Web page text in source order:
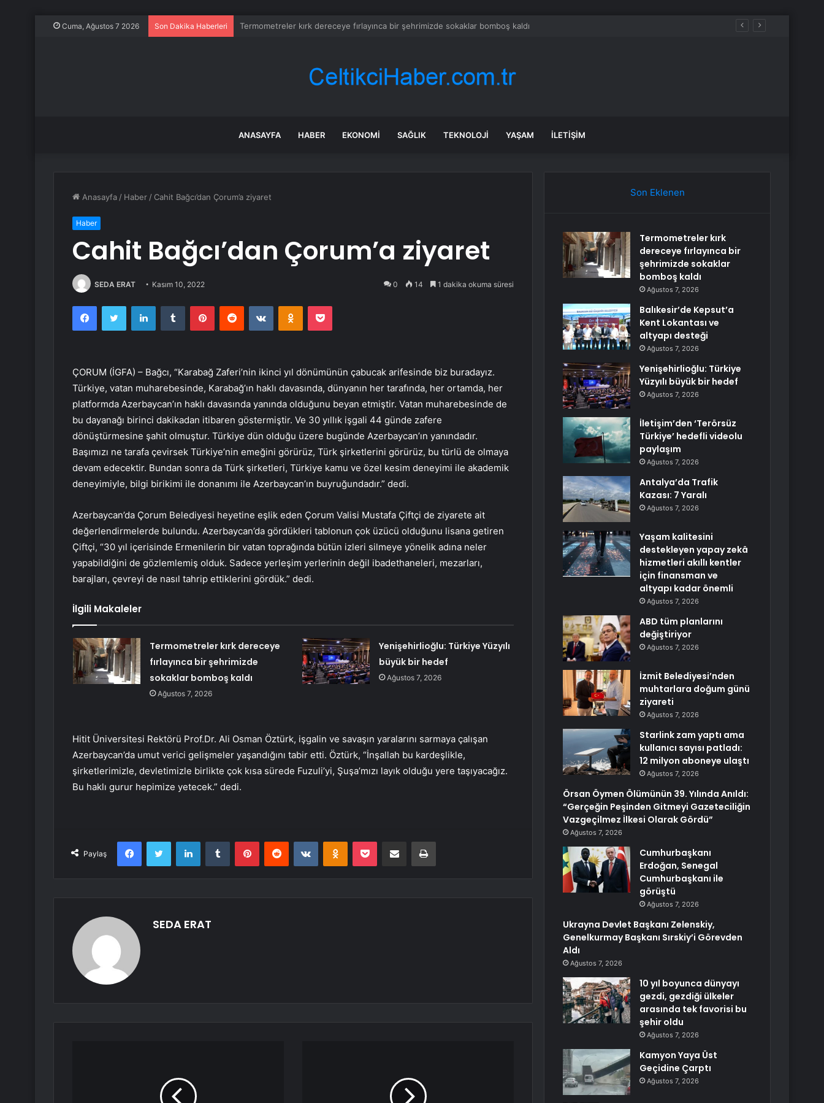
Cuma, Ağustos 7 2026 Son Dakika Haberleri Balıkesir’de Kepsut’a Kent Lokantası ve altyapı desteği
ANASAYFA HABER EKONOMI SAĞLIK TEKNOLOJI YAŞAM İLETIŞIM
Anasayfa / Haber / Cahit Bağcı’dan Çorum’a ziyaret
Haber
Cahit Bağcı’dan Çorum’a ziyaret
SEDA ERAT Kasım 10, 2022 0 14 1 dakika okuma süresi
FacebookTwitter LinkedInTumblr PinterestReddit VKontakteOdnoklassniki
Pocket
ÇORUM (İGFA) – Bağcı, “Karabağ Zaferi’nin ikinci yıl dönümünün çabucak arifesinde biz buradayız.
Türkiye, vatan muharebesinde, Karabağ’ın haklı davasında, dünyanın her tarafında, her ortamda, her
platformda Azerbaycan’ın haklı davasında yanında olduğunu beyan etmiştir. Vatan muharebesinde de
bu dayanağı birinci dakikadan itibaren göstermiştir. Ve 30 yıllık işgali 44 günde zafere
dönüştürmesine şahit olmuştur. Türkiye dün olduğu üzere bugünde Azerbaycan’ın yanındadır.
Başımızı ne tarafa çevirsek Türkiye’nin emeğini görürüz, Türk şirketlerini görürüz, bu türlü de olmaya
devam edecektir. Bundan sonra da Türk şirketleri, Türkiye kamu ve özel kesim deneyimi ile akademik
deneyimiyle, bilgi birikimi ile donanımı ile Azerbaycan’ın buyruğundadır.” dedi.
Azerbaycan’da Çorum Belediyesi heyetine eşlik eden Çorum Valisi Mustafa Çiftçi de ziyarete ait
değerlendirmelerde bulundu. Azerbaycan’da gördükleri tablonun çok üzücü olduğunu lisana getiren
Çiftçi, “30 yıl içerisinde Ermenilerin bir vatan toprağında bütün izleri silmeye yönelik adına neler
yapabildiğini de gözlemlemiş olduk. Sadece yerleşim yerlerinin değil ibadethaneleri, mezarları,
barajları, çevreyi de nasıl tahrip ettiklerini gördük.” dedi.
İlgili Makaleler
Termometreler kırk dereceye
fırlayınca bir şehrimizde
sokaklar bomboş kaldı
Ağustos 7, 2026
Yenişehirlioğlu: Türkiye Yüzyılı
büyük bir hedef
Ağustos 7, 2026
Hitit Üniversitesi Rektörü Prof.Dr. Ali Osman Öztürk, işgalin ve savaşın yaralarını sarmaya çalışan
Azerbaycan’da umut verici gelişmeler yaşandığını tabir etti. Öztürk, “İnşallah bu kardeşlikle,
şirketlerimizle, devletimizle birlikte çok kısa sürede Fuzuli’yi, Şuşa’mızı layık olduğu yere taşıyacağız.
Bu haklı gurur hepimize yetecek.” dedi.
Paylaş
FacebookTwitter LinkedInTumblr PinterestReddit VKontakteOdnoklassniki
Pocket E-Posta ile paylaş Yazdır
SEDA ERAT
Son Eklenen
Termometreler kırk
dereceye fırlayınca bir
şehrimizde sokaklar
bomboş kaldı
Ağustos 7, 2026
Balıkesir’de Kepsut’a
Kent Lokantası ve
altyapı desteği
Ağustos 7, 2026
Yenişehirlioğlu: Türkiye
Yüzyılı büyük bir hedef
Ağustos 7, 2026
İletişim’den ‘Terörsüz
Türkiye’ hedefli videolu
paylaşım
Ağustos 7, 2026
Antalya’da Trafik
Kazası: 7 Yaralı
Ağustos 7, 2026
Yaşam kalitesini
destekleyen yapay zekâ
hizmetleri akıllı kentler
için finansman ve
altyapı kadar önemli
Ağustos 7, 2026
ABD tüm planlarını
değiştiriyor
Ağustos 7, 2026
İzmit Belediyesi’nden
muhtarlara doğum günü
ziyareti
Ağustos 7, 2026
Starlink zam yaptı ama
kullanıcı sayısı patladı:
12 milyon aboneye ulaştı
Ağustos 7, 2026
Örsan Öymen Ölümünün 39. Yılında Anıldı:
“Gerçeğin Peşinden Gitmeyi Gazeteciliğin
Vazgeçilmez İlkesi Olarak Gördü”
Ağustos 7, 2026
Cumhurbaşkanı
Erdoğan, Senegal
Cumhurbaşkanı ile
görüştü
Ağustos 7, 2026
Ukrayna Devlet Başkanı Zelenskiy,
Genelkurmay Başkanı Sırskiy’i Görevden
Aldı
Ağustos 7, 2026
10 yıl boyunca dünyayı
gezdi, gezdiği ülkeler
arasında tek favorisi bu
şehir oldu
Ağustos 7, 2026
Kamyon Yaya Üst
Geçidine Çarptı
Ağustos 7, 2026